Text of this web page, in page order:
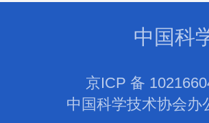
中国科
京ICP 备
中国科学技术协会办